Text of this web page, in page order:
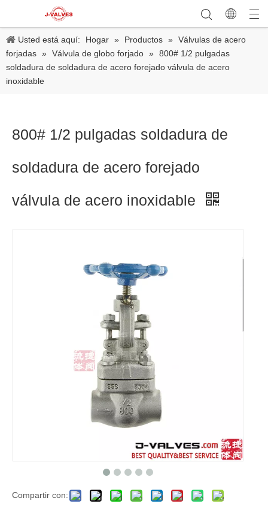
Usted está aquí: Hogar » Productos » Válvulas de acero
forjadas » Válvula de globo forjado » 800# 1/2 pulgadas
soldadura de soldadura de acero forejado válvula de acero
inoxidable
800# 1/2 pulgadas soldadura de
soldadura de acero forejado
válvula de acero inoxidable
Compartir con: